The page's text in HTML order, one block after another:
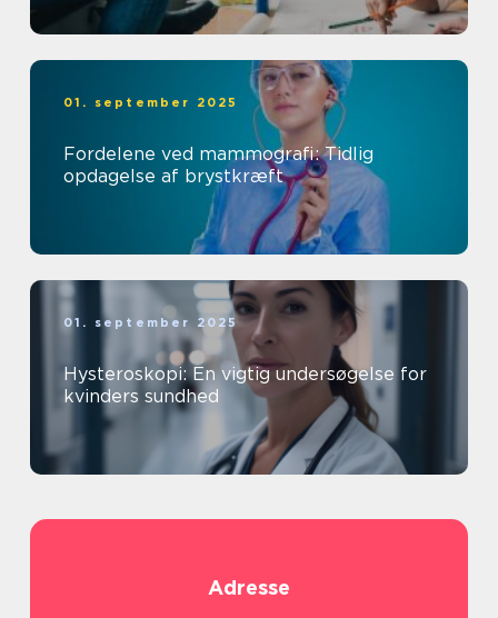
01. september 2025
Fordelene ved mammografi: Tidlig
opdagelse af brystkræft
01. september 2025
Hysteroskopi: En vigtig undersøgelse for
kvinders sundhed
Adresse